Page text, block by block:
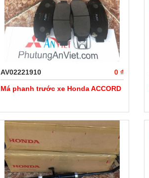
AV02221910 0 ₫
Má phanh trước xe Honda ACCORD